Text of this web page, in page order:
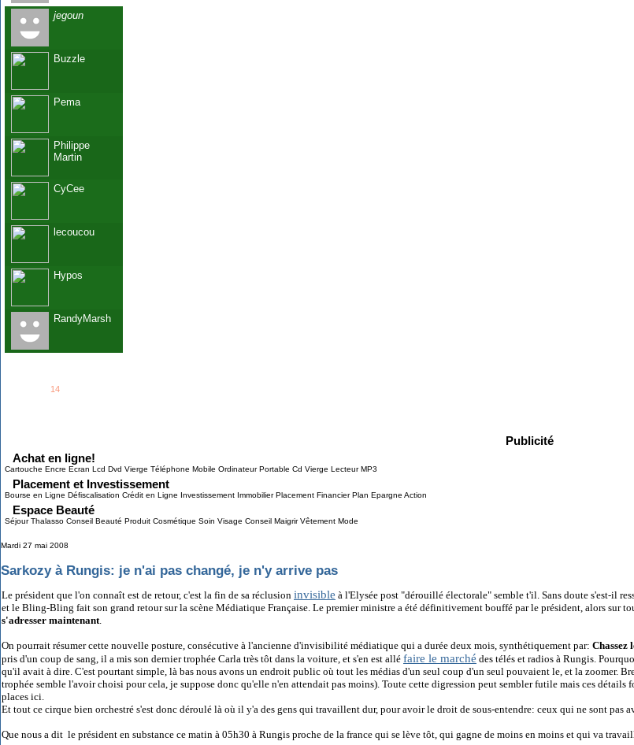
jegoun
Buzzle
Pema
Philippe
Martin
CyCee
lecoucou
Hypos
RandyMarsh
14members...
Publicité
Achat en ligne!
Cartouche Encre Ecran Lcd Dvd Vierge Téléphone Mobile Ordinateur Portable Cd Vierge Lecteur MP3
Placement et Investissement
Bourse en Ligne Défiscalisation Crédit en Ligne Investissement Immobilier Placement Financier Plan Epargne Action
Espace Beauté
Séjour Thalasso Conseil Beauté Produit Cosmétique Soin Visage Conseil Maigrir Vêtement Mode
Mardi 27 mai 2008
Sarkozy à Rungis: je n'ai pas changé, je n'y arrive pas
Le président que l'on connaît est de retour, c'est la fin de sa réclusion invisible à l'Elysée post "dérouillé électorale" semble t'il. Sans doute s'est-il
et le Bling-Bling fait son grand retour sur la scène Médiatique Française. Le premier ministre a été définitivement bouffé par le président, alors sur
s'adresser maintenant
On pourrait résumer cette nouvelle posture, consécutive à l'ancienne d'invisibilité médiatique qui a durée deux mois, synthétiquement par: Chassez
pris d'un coup de sang, il a mis son dernier trophée Carla très tôt dans la voiture, et s'en est allé faire le marché des télés et radios à Rungis.
qu'il avait à dire. C'est pourtant simple, là bas nous avons un endroit public où tout les médias d'un seul coup d'un seul pouvaient le, et la zoomer.
trophée semble l'avoir choisi pour cela, je suppose donc qu'elle n'en attendait pas moins). Toute cette digression peut sembler futile mais ces
places ici.
Et tout ce cirque bien orchestré s'est donc déroulé là où il y'a des gens qui travaillent dur, pour avoir le droit de sous-entendre: ceux qui ne sont pas
Que nous a dit le président en substance ce matin à 05h30 à Rungis proche de la france qui se lève tôt, qui gagne de moins en moins et qui va